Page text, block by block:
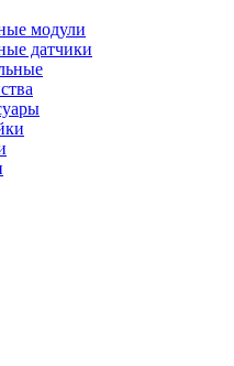
модули
датчики